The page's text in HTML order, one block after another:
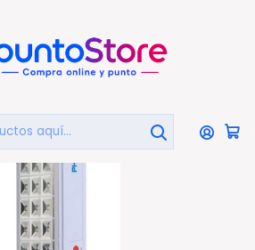
Y DECORACIÓN Iluminación
Con 30 Led De 120 Lumen Philco
- Ps